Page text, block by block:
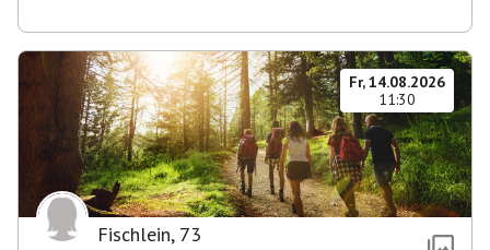
Fr, 14.08.2026
11:30
Fischlein, 73